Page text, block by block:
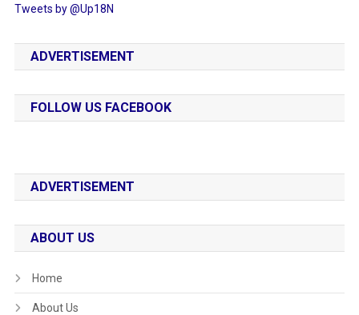
Tweets by @Up18N
ADVERTISEMENT
FOLLOW US FACEBOOK
ADVERTISEMENT
ABOUT US
Home
About Us